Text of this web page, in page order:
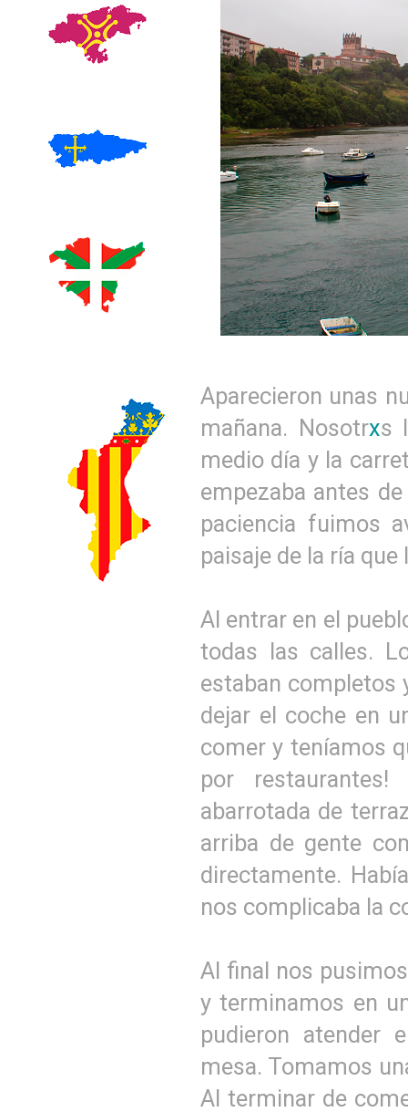
Aparecieron unas
mañana. Nosotrxs
medio día y la
empezaba antes
paciencia fuimos
paisaje de la ría
Al entrar en el
todas las calles.
estaban completos
dejar el coche en
comer y teníamos
por
abarrotada de
arriba de gente
directamente.
nos complicaba la
Al final nos
y terminamos en
pudieron atender
mesa. Tomamos
Al terminar de